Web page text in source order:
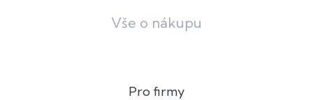
Vše o nákupu
Pro firmy